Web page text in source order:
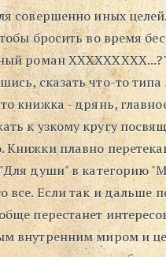
совершенно иных
бросить во время
роман
сказать что-то типа
книжка - дрянь,
к узкому кругу
Книжки плавно
души" в категорию
все. Если так и дальше
перестанет
внутренним миром и